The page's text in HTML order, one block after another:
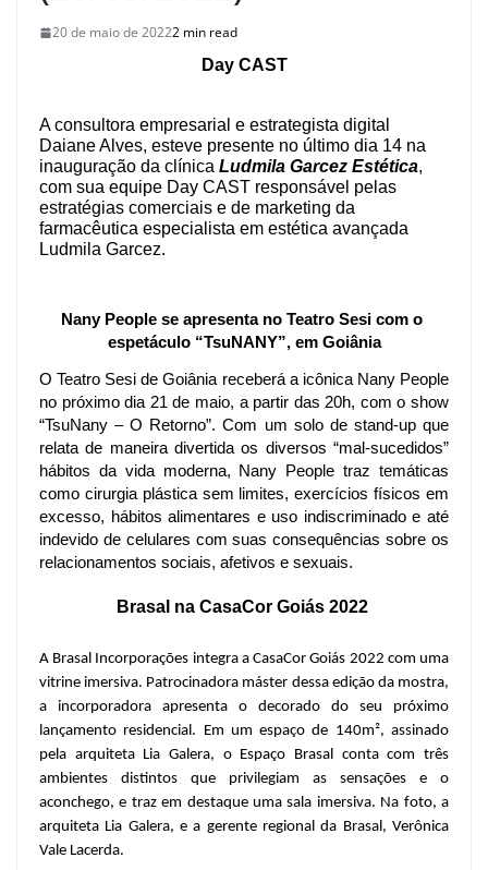
20 de maio de 20222 min read
Day CAST
A consultora empresarial e estrategista digital
Daiane Alves, esteve presente no último dia 14 na
inauguração da clínica Ludmila Garcez Estética,
com sua equipe Day CAST responsável pelas
estratégias comerciais e de marketing da
farmacêutica especialista em estética avançada
Ludmila Garcez.
Nany People se apresenta no Teatro Sesi com o
espetáculo “TsuNANY”, em Goiânia
O Teatro Sesi de Goiânia receberá a icônica Nany People
no próximo dia 21 de maio, a partir das 20h, com o show
“TsuNany – O Retorno”. Com um solo de stand-up que
relata de maneira divertida os diversos “mal-sucedidos”
hábitos da vida moderna, Nany People traz temáticas
como cirurgia plástica sem limites, exercícios físicos em
excesso, hábitos alimentares e uso indiscriminado e até
indevido de celulares com suas consequências sobre os
relacionamentos sociais, afetivos e sexuais.
Brasal na CasaCor Goiás 2022
A Brasal Incorporações integra a CasaCor Goiás 2022 com uma
vitrine imersiva. Patrocinadora máster dessa edição da mostra,
a incorporadora apresenta o decorado do seu próximo
lançamento residencial. Em um espaço de 140m², assinado
pela arquiteta Lia Galera, o Espaço Brasal conta com três
ambientes distintos que privilegiam as sensações e o
aconchego, e traz em destaque uma sala imersiva. Na foto, a
arquiteta Lia Galera, e a gerente regional da Brasal, Verônica
Vale Lacerda.